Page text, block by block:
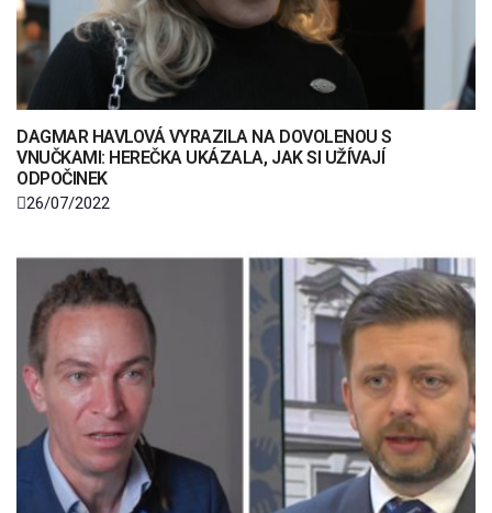
DAGMAR HAVLOVÁ VYRAZILA NA DOVOLENOU S
VNUČKAMI: HEREČKA UKÁZALA, JAK SI UŽÍVAJÍ
ODPOČINEK
26/07/2022